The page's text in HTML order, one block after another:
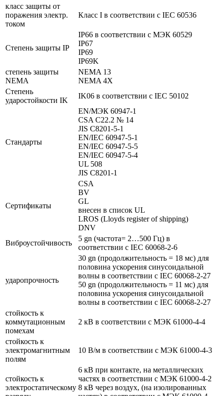
класс защиты от
поражения электр.
током
Класс I в соответствии с IEC 60536
Степень защиты IP
IP66 в соответствии с МЭК 60529
IP67
IP69
IP69K
степень защиты
NEMA
NEMA 13
NEMA 4X
Степень
ударостойкости IK
IK06 в соответствии с IEC 50102
Стандарты
EN/МЭК 60947-1
CSA C22.2 № 14
JIS C8201-5-1
EN/IEC 60947-5-1
EN/IEC 60947-5-5
EN/IEC 60947-5-4
UL 508
JIS C8201-1
Сертификаты
CSA
BV
GL
внесен в список UL
LROS (Lloyds register of shipping)
DNV
Виброустойчивость
5 gn (частота= 2…500 Гц) в
соответствии с IEC 60068-2-6
ударопрочность
30 gn (продолжительность = 18 мс) для
половина ускорения синусоидальной
волны в соответствии с IEC 60068-2-27
50 gn (продолжительность = 11 мс) для
половина ускорения синусоидальной
волны в соответствии с IEC 60068-2-27
стойкость к
коммутационным
помехам
2 кВ в соответствии с МЭК 61000-4-4
стойкость к
электромагнитным
полям
10 В/м в соответствии с МЭК 61000-4-3
стойкость к
электростатическому
6 кВ при контакте, на металлических
частях в соответствии с МЭК 61000-4-2
8 кВ через воздух, (на изолированных